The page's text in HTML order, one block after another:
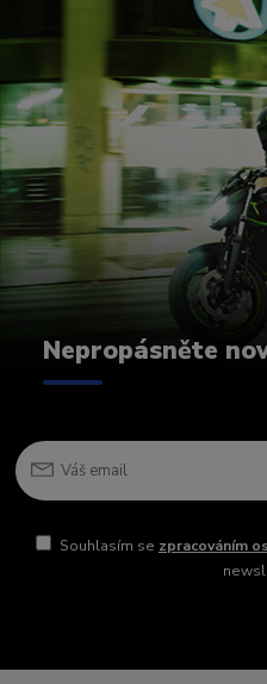
Nepropásněte
Souhlasím se zpracováním